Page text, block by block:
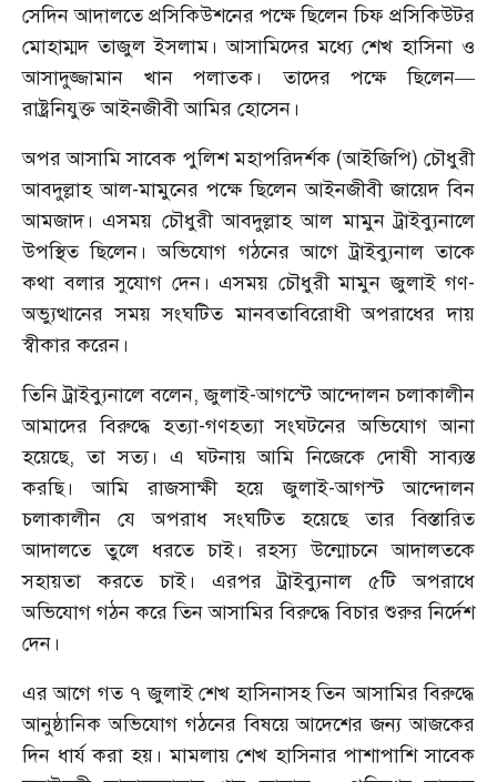
সেদিন আদালতে প্রসিকিউশনের পক্ষে ছিলেন চিফ প্রসিকিউটর
মোহাম্মদ তাজুল ইসলাম। আসামিদের মধ্যে শেখ হাসিনা ও
আসাদুজ্জামান খান পলাতক। তাদের পক্ষে ছিলেন—
রাষ্ট্রনিযুক্ত আইনজীবী আমির হোসেন।
অপর আসামি সাবেক পুলিশ মহাপরিদর্শক (আইজিপি) চৌধুরী
আবদুল্লাহ আল-মামুনের পক্ষে ছিলেন আইনজীবী জায়েদ বিন
আমজাদ। এসময় চৌধুরী আবদুল্লাহ আল মামুন ট্রাইব্যুনালে
উপস্থিত ছিলেন। অভিযোগ গঠনের আগে ট্রাইব্যুনাল তাকে
কথা বলার সুযোগ দেন। এসময় চৌধুরী মামুন জুলাই গণ-
অভ্যুত্থানের সময় সংঘটিত মানবতাবিরোধী অপরাধের দায়
স্বীকার করেন।
তিনি ট্রাইব্যুনালে বলেন, জুলাই-আগস্টে আন্দোলন চলাকালীন
আমাদের বিরুদ্ধে হত্যা-গণহত্যা সংঘটনের অভিযোগ আনা
হয়েছে, তা সত্য। এ ঘটনায় আমি নিজেকে দোষী সাব্যস্ত
করছি। আমি রাজসাক্ষী হয়ে জুলাই-আগস্ট আন্দোলন
চলাকালীন যে অপরাধ সংঘটিত হয়েছে তার বিস্তারিত
আদালতে তুলে ধরতে চাই। রহস্য উন্মোচনে আদালতকে
সহায়তা করতে চাই। এরপর ট্রাইব্যুনাল ৫টি অপরাধে
অভিযোগ গঠন করে তিন আসামির বিরুদ্ধে বিচার শুরুর নির্দেশ
দেন।
এর আগে গত ৭ জুলাই শেখ হাসিনাসহ তিন আসামির বিরুদ্ধে
আনুষ্ঠানিক অভিযোগ গঠনের বিষয়ে আদেশের জন্য আজকের
দিন ধার্য করা হয়। মামলায় শেখ হাসিনার পাশাপাশি সাবেক